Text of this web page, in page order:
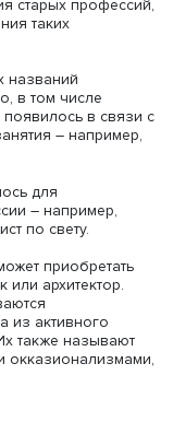
Згировская
в XXI веке». Она
над
названия
старых
таких
названий
появилось в
занятия –
для
–